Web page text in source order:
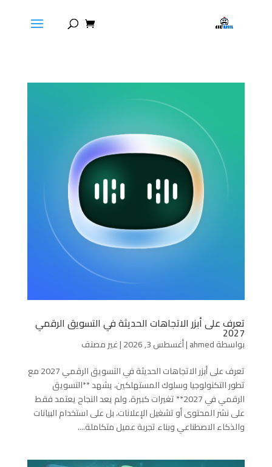
تعرف على أبزر الاتجاهات الحديثة في التسويق الرقمي
2027
بواسطةahmed
|أغسطس 3, 2026 |غير مصنف
تعرف على أبزر الاتجاهات الحديثة في التسويق الرقمي 2027 مع
تطور التكنولوجيا وسلوك المستهلكين، يشهد **التسويق
الرقمي في 2027** تغيرات كبيرة. ولم يعد النجاح يعتمد فقط
على نشر المحتوى أو تشغيل الإعلانات، بل على استخدام البيانات
والذكاء الاصطناعي وبناء تجربة عميل متكاملة....